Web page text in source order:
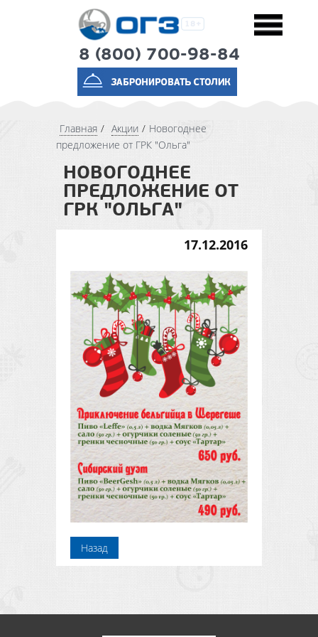
8 (800) 700-98-84
Главная Акции
Новогоднее
предложение от ГРК "Ольга"
НОВОГОДНЕЕ
ПРЕДЛОЖЕНИЕ ОТ
ГРК "ОЛЬГА"
17.12.2016
Назад